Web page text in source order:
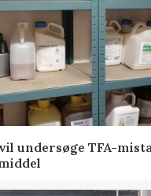
undersøge TFA-